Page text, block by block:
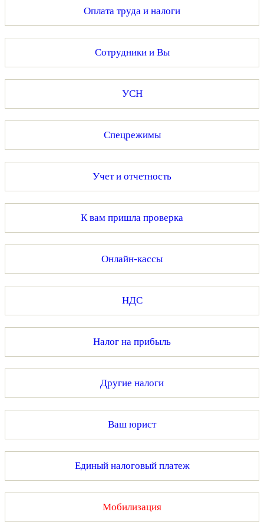
Оплата труда и налоги
Сотрудники и Вы
УСН
Спецрежимы
Учет и отчетность
К вам пришла проверка
Онлайн-кассы
НДС
Налог на прибыль
Другие налоги
Ваш юрист
Единый налоговый платеж
Мобилизация